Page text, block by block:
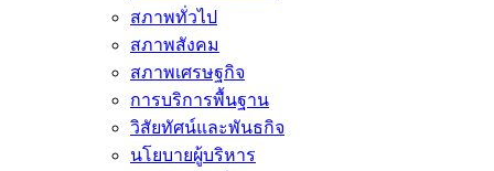
สภาพทั่วไป
สภาพสังคม
สภาพเศรษฐกิจ
การบริการพื้นฐาน
วิสัยทัศน์และพันธกิจ
นโยบายผู้บริหาร